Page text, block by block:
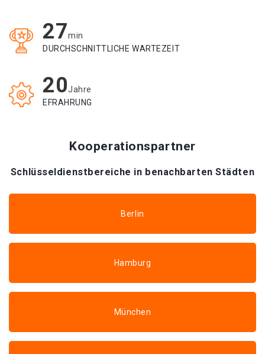
27min
DURCHSCHNITTLICHE WARTEZEIT
20Jahre
EFRAHRUNG
Kooperationspartner
Schlüsseldienstbereiche in benachbarten Städten
Berlin
Hamburg
München